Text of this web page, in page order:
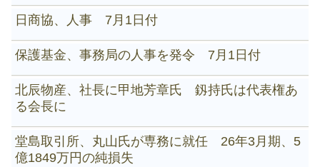
日商協、人事 7月1日付
保護基金、事務局の人事を発令 7月1日付
北辰物産、社長に甲地芳章氏 釼持氏は代表権あ
る会長に
堂島取引所、丸山氏が専務に就任 26年3月期、5
億1849万円の純損失